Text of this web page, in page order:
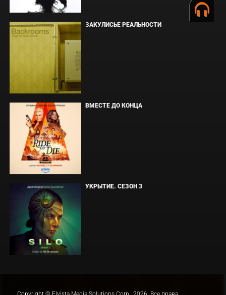
ЗАКУЛИСЬЕ РЕАЛЬНОСТИ
ВМЕСТЕ ДО КОНЦА
УКРЫТИЕ. СЕЗОН 3